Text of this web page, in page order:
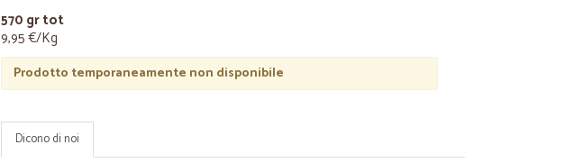
570 gr tot
9,95 €/Kg
Prodotto temporaneamente non disponibile
Dicono di noi